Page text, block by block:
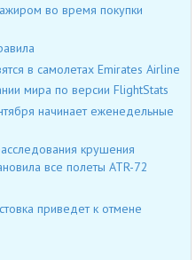
во время покупки
в самолетах Emirates Airline
мира по версии FlightStats
начинает еженедельные
крушения
все полеты ATR-72
приведет к отмене